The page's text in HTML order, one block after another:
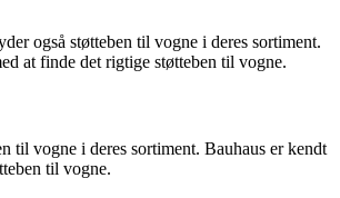
også støtteben til vogne i deres sortiment.
at finde det rigtige støtteben til vogne.
til vogne i deres sortiment. Bauhaus er kendt
til vogne.